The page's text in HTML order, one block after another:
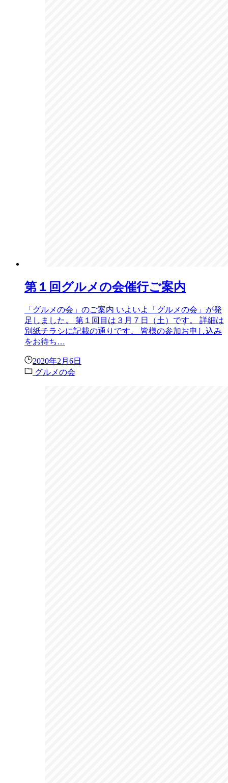
第１回グルメの会催行ご案内
「グルメの会」のご案内 いよいよ「グルメの会」が発
足しました。 第１回目は３月７日（土）です。 詳細は
別紙チラシに記載の通りです。 皆様の参加お申し込み
をお待ち…
2020年2月6日
グルメの会